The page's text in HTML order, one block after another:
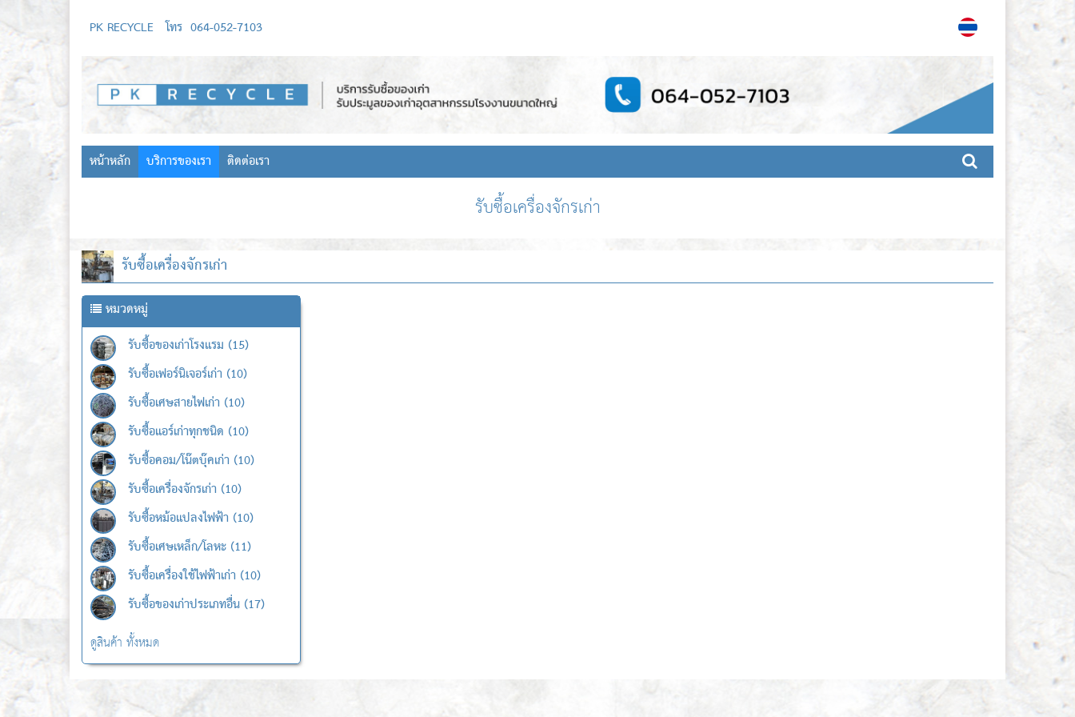
PK RECYCLE โทร 064-052-7103
หน้าหลัก บริการของเรา ติดต่อเรา
รับซื้อเครื่องจักรเก่า
รับซื้อเครื่องจักรเก่า
หมวดหมู่
รับซื้อของเก่าโรงแรม (15)
รับซื้อเฟอร์นิเจอร์เก่า (10)
รับซื้อเศษสายไฟเก่า (10)
รับซื้อแอร์เก่าทุกชนิด (10)
รับซื้อคอม/โน๊ตบุ๊คเก่า (10)
รับซื้อเครื่องจักรเก่า (10)
รับซื้อหม้อแปลงไฟฟ้า (10)
รับซื้อเศษเหล็ก/โลหะ (11)
รับซื้อเครื่องใช้ไฟฟ้าเก่า (10)
รับซื้อของเก่าประเภทอื่น (17)
ดูสินค้า ทั้งหมด